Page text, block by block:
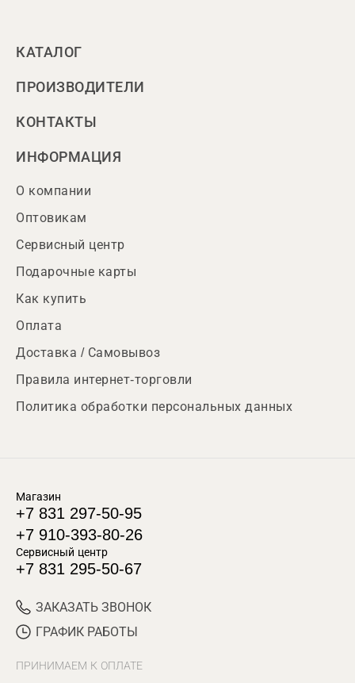
КАТАЛОГ
ПРОИЗВОДИТЕЛИ
КОНТАКТЫ
ИНФОРМАЦИЯ
О компании
Оптовикам
Сервисный центр
Подарочные карты
Как купить
Оплата
Доставка / Самовывоз
Правила интернет-торговли
Политика обработки персональных данных
Магазин
+7 831 297-50-95
+7 910-393-80-26
Сервисный центр
+7 831 295-50-67
ЗАКАЗАТЬ ЗВОНОК
ГРАФИК РАБОТЫ
ПРИНИМАЕМ К ОПЛАТЕ